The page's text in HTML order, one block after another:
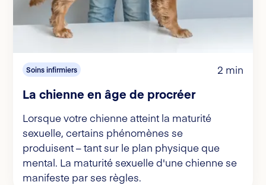
Soins infirmiers 2 min
La chienne en âge de procréer
Lorsque votre chienne atteint la maturité
sexuelle, certains phénomènes se
produisent – tant sur le plan physique que
mental. La maturité sexuelle d'une chienne se
manifeste par ses règles.